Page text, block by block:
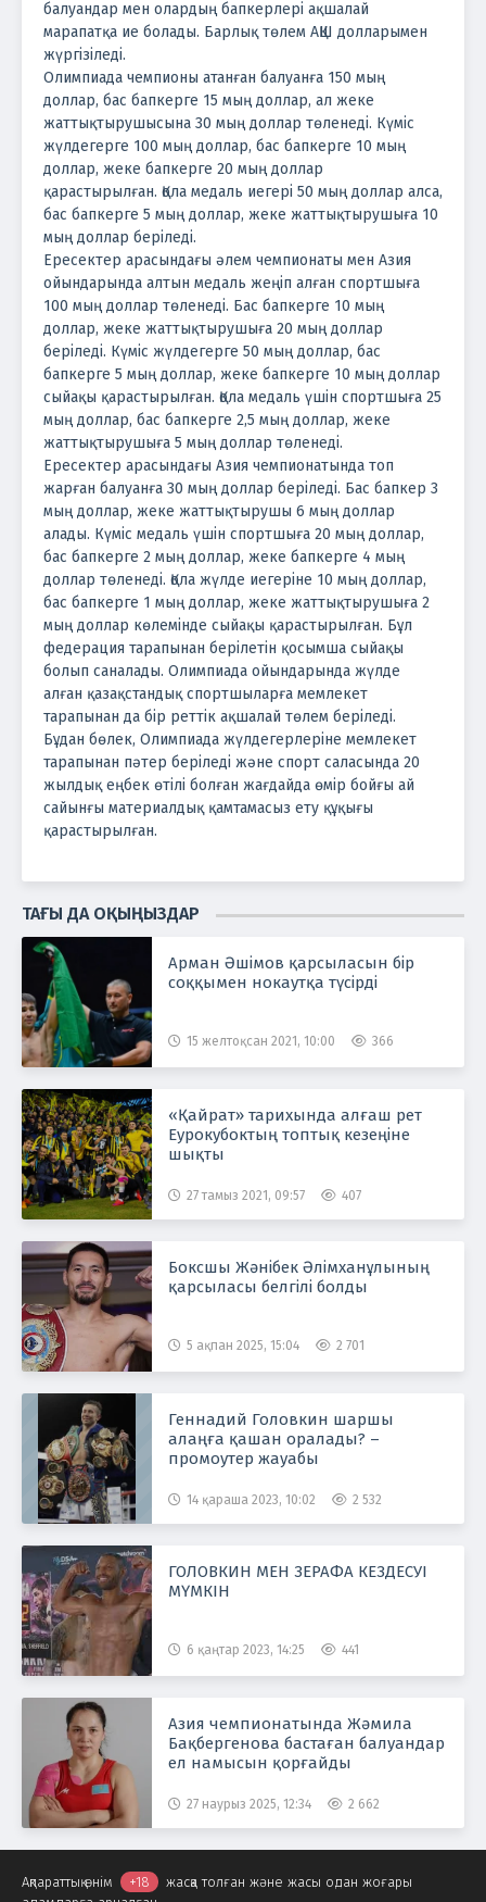
балуандар мен олардың бапкерлері ақшалай
марапатқа ие болады. Барлық төлем АҚШ долларымен
жүргізіледі.
Олимпиада чемпионы атанған балуанға 150 мың
доллар, бас бапкерге 15 мың доллар, ал жеке
жаттықтырушысына 30 мың доллар төленеді. Күміс
жүлдегерге 100 мың доллар, бас бапкерге 10 мың
доллар, жеке бапкерге 20 мың доллар
қарастырылған. Қола медаль иегері 50 мың доллар алса,
бас бапкерге 5 мың доллар, жеке жаттықтырушыға 10
мың доллар беріледі.
Ересектер арасындағы әлем чемпионаты мен Азия
ойындарында алтын медаль жеңіп алған спортшыға
100 мың доллар төленеді. Бас бапкерге 10 мың
доллар, жеке жаттықтырушыға 20 мың доллар
беріледі. Күміс жүлдегерге 50 мың доллар, бас
бапкерге 5 мың доллар, жеке бапкерге 10 мың доллар
сыйақы қарастырылған. Қола медаль үшін спортшыға 25
мың доллар, бас бапкерге 2,5 мың доллар, жеке
жаттықтырушыға 5 мың доллар төленеді.
Ересектер арасындағы Азия чемпионатында топ
жарған балуанға 30 мың доллар беріледі. Бас бапкер 3
мың доллар, жеке жаттықтырушы 6 мың доллар
алады. Күміс медаль үшін спортшыға 20 мың доллар,
бас бапкерге 2 мың доллар, жеке бапкерге 4 мың
доллар төленеді. Қола жүлде иегеріне 10 мың доллар,
бас бапкерге 1 мың доллар, жеке жаттықтырушыға 2
мың доллар көлемінде сыйақы қарастырылған. Бұл
федерация тарапынан берілетін қосымша сыйақы
болып саналады. Олимпиада ойындарында жүлде
алған қазақстандық спортшыларға мемлекет
тарапынан да бір реттік ақшалай төлем беріледі.
Бұдан бөлек, Олимпиада жүлдегерлеріне мемлекет
тарапынан пәтер беріледі және спорт саласында 20
жылдық еңбек өтілі болған жағдайда өмір бойғы ай
сайынғы материалдық қамтамасыз ету құқығы
қарастырылған.
ТАҒЫ ДА ОҚЫҢЫЗДАР
Арман Әшімов қарсыласын бір
соққымен нокаутқа түсірді
15 желтоқсан 2021, 10:00 366
«Қайрат» тарихында алғаш рет
Еурокубоктың топтық кезеңіне
шықты
27 тамыз 2021, 09:57 407
Боксшы Жәнібек Әлімханұлының
қарсыласы белгілі болды
5 ақпан 2025, 15:04 2 701
Геннадий Головкин шаршы
алаңға қашан оралады? –
промоутер жауабы
14 қараша 2023, 10:02 2 532
ГОЛОВКИН МЕН ЗЕРАФА КЕЗДЕСУІ
МҮМКІН
6 қаңтар 2023, 14:25 441
Азия чемпионатында Жәмила
Бақбергенова бастаған балуандар
ел намысын қорғайды
27 наурыз 2025, 12:34 2 662
Ақпараттық өнім +18
жасқа толған және жасы одан жоғары